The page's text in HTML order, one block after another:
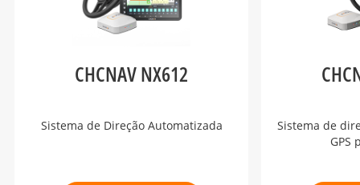
CHCNAV NX612
Sistema de Direção Automatizada
Sistema de
GPS